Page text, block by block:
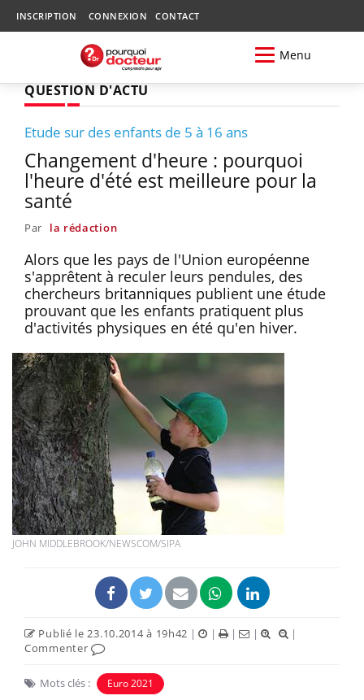
INSCRIPTION CONNEXION CONTACT
Menu
QUESTION D'ACTU
Etude sur des enfants de 5 à 16 ans
Changement d'heure : pourquoi
l'heure d'été est meilleure pour la
santé
Par la rédaction
Alors que les pays de l'Union européenne
s'apprêtent à reculer leurs pendules, des
chercheurs britanniques publient une étude
prouvant que les enfants pratiquent plus
d'activités physiques en été qu'en hiver.
JOHN MIDDLEBROOK/NEWSCOM/SIPA
Publié le 23.10.2014 à 19h42 | | | |
|
Commenter
Mots clés : Euro 2021